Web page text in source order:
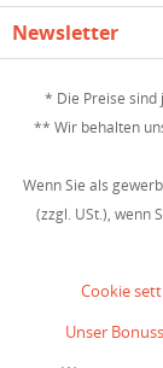
Newsletter
* Die Preise sind
** Wir behalten
Wenn Sie als
(zzgl. USt.), wenn
Cookie
Unser